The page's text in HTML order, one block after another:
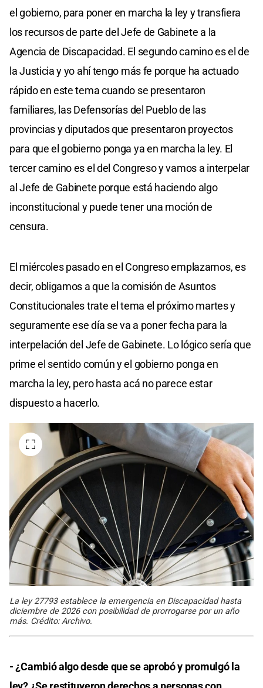
el gobierno, para poner en marcha la ley y transfiera
los recursos de parte del Jefe de Gabinete a la
Agencia de Discapacidad. El segundo camino es el de
la Justicia y yo ahí tengo más fe porque ha actuado
rápido en este tema cuando se presentaron
familiares, las Defensorías del Pueblo de las
provincias y diputados que presentaron proyectos
para que el gobierno ponga ya en marcha la ley. El
tercer camino es el del Congreso y vamos a interpelar
al Jefe de Gabinete porque está haciendo algo
inconstitucional y puede tener una moción de
censura.
El miércoles pasado en el Congreso emplazamos, es
decir, obligamos a que la comisión de Asuntos
Constitucionales trate el tema el próximo martes y
seguramente ese día se va a poner fecha para la
interpelación del Jefe de Gabinete. Lo lógico sería que
prime el sentido común y el gobierno ponga en
marcha la ley, pero hasta acá no parece estar
dispuesto a hacerlo.
La ley 27793 establece la emergencia en Discapacidad hasta
diciembre de 2026 con posibilidad de prorrogarse por un año
más. Crédito: Archivo.
- ¿Cambió algo desde que se aprobó y promulgó la